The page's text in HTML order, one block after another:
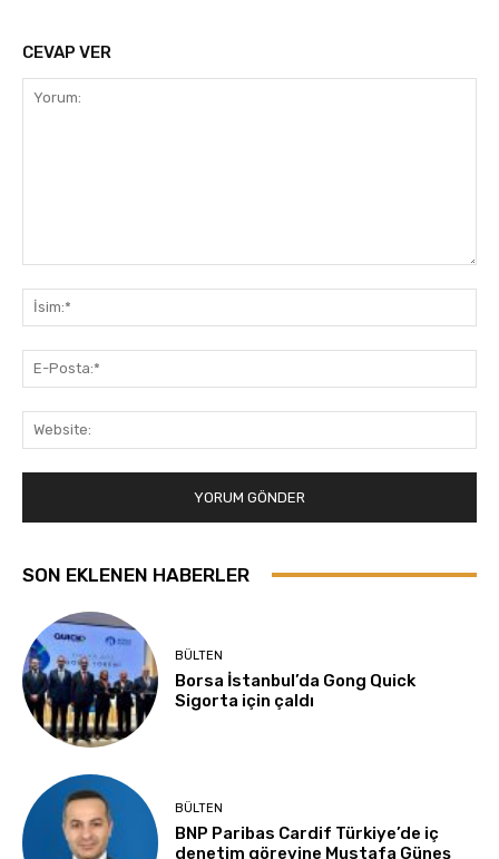
CEVAP VER
SON EKLENEN HABERLER
BÜLTEN
Borsa İstanbul’da Gong Quick
Sigorta için çaldı
BÜLTEN
BNP Paribas Cardif Türkiye’de iç
denetim görevine Mustafa Güneş